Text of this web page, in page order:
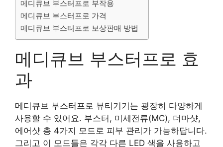
메디큐브 부스터프로 부작용
메디큐브 부스터프로 가격
메디큐브 부스터프로 보상판매 방법
메디큐브 부스터프로 효
과
메디큐브 부스터프로 뷰티기기는 굉장히 다양하게
사용할 수 있어요. 부스터, 미세전류(MC), 더마샷,
에어샷 총 4가지 모드로 피부 관리가 가능하답니다.
그리고 이 모드들은 각각 다른 LED 색을 사용하고